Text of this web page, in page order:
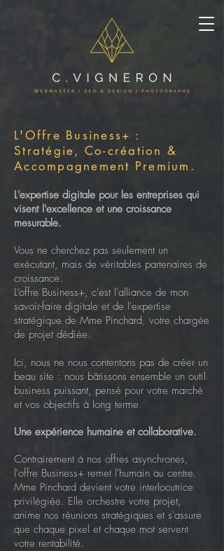
L'Offre Business+ :
Stratégie, Co-création &
Accompagnement Premium.
L'expertise digitale pour les entreprises qui
visent l'excellence et une croissance
mesurable.
Vous ne cherchez pas seulement un
exécutant, mais de véritables partenaires de
croissance.
L’offre Business+, c'est l'alliance de mon
savoir-faire digitale et de l'expertise
stratégique de Mme Pinchard, votre chargée
de projet dédiée.
Ici, nous ne nous contentons pas de créer un
beau site : nous bâtissons ensemble un outil
business puissant, pensé pour votre marché
et vos objectifs à long terme.
Une expérience humaine et collaborative.
Contrairement à nos offres asynchrones,
l'offre Business+ remet l'humain au centre.
Mme Pinchard devient votre interlocutrice
privilégiée. Elle orchestre votre projet,
anime nos réunions stratégiques et s'assure
que chaque pixel et chaque mot servent
votre rentabilité.